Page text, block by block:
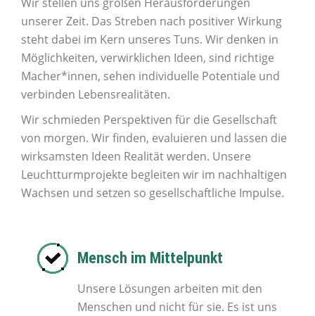
unserer Zeit. Das Streben nach positiver Wirkung
steht dabei im Kern unseres Tuns. Wir denken in
Möglichkeiten, verwirklichen Ideen, sind richtige
Macher*innen, sehen individuelle Potentiale und
verbinden Lebensrealitäten.
Wir schmieden Perspektiven für die Gesellschaft
von morgen. Wir finden, evaluieren und lassen die
wirksamsten Ideen Realität werden. Unsere
Leuchtturmprojekte begleiten wir im nachhaltigen
Wachsen und setzen so gesellschaftliche Impulse.
Mensch im Mittelpunkt
Unsere Lösungen arbeiten mit den
Menschen und nicht für sie. Es ist uns